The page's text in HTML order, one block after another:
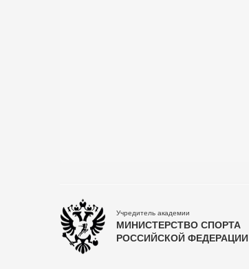
Учредитель академии
МИНИСТЕРСТВО СПОРТА
РОССИЙСКОЙ ФЕДЕРАЦИИ